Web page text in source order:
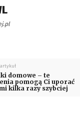
domowe – te
pomogą Ci uporać
kilka razy szybciej